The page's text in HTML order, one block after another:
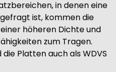
in denen eine
ist, kommen die
höheren Dichte und
zum Tragen.
Platten auch als WDVS